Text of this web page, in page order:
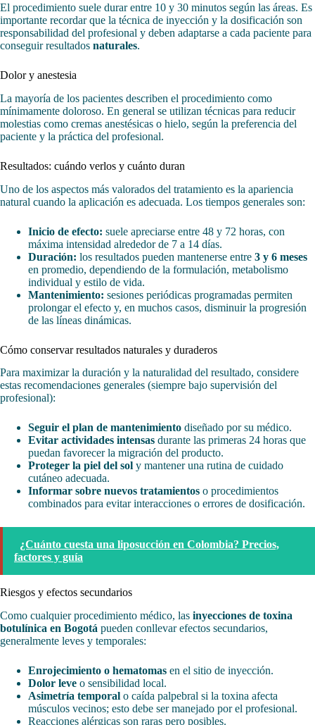
El procedimiento suele durar entre 10 y 30 minutos según las áreas. Es
importante recordar que la técnica de inyección y la dosificación son
responsabilidad del profesional y deben adaptarse a cada paciente para
conseguir resultados naturales.
Dolor y anestesia
La mayoría de los pacientes describen el procedimiento como
mínimamente doloroso. En general se utilizan técnicas para reducir
molestias como cremas anestésicas o hielo, según la preferencia del
paciente y la práctica del profesional.
Resultados: cuándo verlos y cuánto duran
Uno de los aspectos más valorados del tratamiento es la apariencia
natural cuando la aplicación es adecuada. Los tiempos generales son:
Inicio de efecto: suele apreciarse entre 48 y 72 horas, con
máxima intensidad alrededor de 7 a 14 días.
Duración: los resultados pueden mantenerse entre 3 y 6 meses
en promedio, dependiendo de la formulación, metabolismo
individual y estilo de vida.
Mantenimiento: sesiones periódicas programadas permiten
prolongar el efecto y, en muchos casos, disminuir la progresión
de las líneas dinámicas.
Cómo conservar resultados naturales y duraderos
Para maximizar la duración y la naturalidad del resultado, considere
estas recomendaciones generales (siempre bajo supervisión del
profesional):
Seguir el plan de mantenimiento diseñado por su médico.
Evitar actividades intensas durante las primeras 24 horas que
puedan favorecer la migración del producto.
Proteger la piel del sol y mantener una rutina de cuidado
cutáneo adecuada.
Informar sobre nuevos tratamientos o procedimientos
combinados para evitar interacciones o errores de dosificación.
¿Cuánto cuesta una liposucción en Colombia? Precios,
factores y guía
Riesgos y efectos secundarios
Como cualquier procedimiento médico, las inyecciones de toxina
botulínica en Bogotá pueden conllevar efectos secundarios,
generalmente leves y temporales:
Enrojecimiento o hematomas en el sitio de inyección.
Dolor leve o sensibilidad local.
Asimetría temporal o caída palpebral si la toxina afecta
músculos vecinos; esto debe ser manejado por el profesional.
Reacciones alérgicas son raras pero posibles.